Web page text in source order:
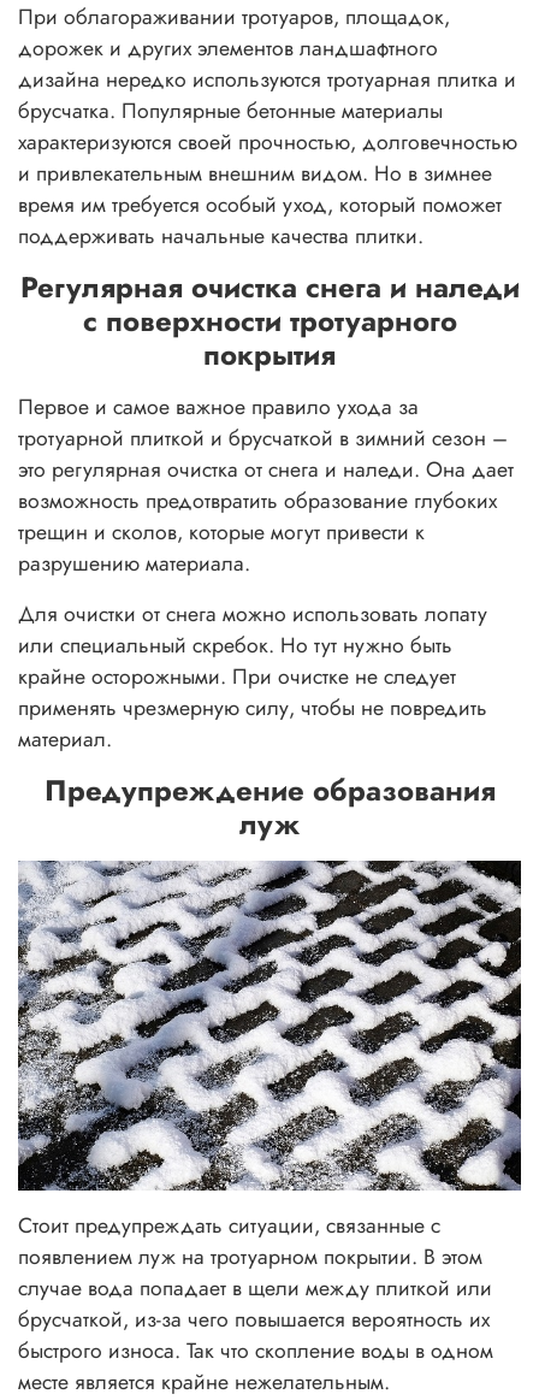
При облагораживании тротуаров, площадок,
дорожек и других элементов ландшафтного
дизайна нередко используются тротуарная плитка и
брусчатка. Популярные бетонные материалы
характеризуются своей прочностью, долговечностью
и привлекательным внешним видом. Но в зимнее
время им требуется особый уход, который поможет
поддерживать начальные качества плитки.
Регулярная очистка снега и наледи
с поверхности тротуарного
покрытия
Первое и самое важное правило ухода за
тротуарной плиткой и брусчаткой в зимний сезон –
это регулярная очистка от снега и наледи. Она дает
возможность предотвратить образование глубоких
трещин и сколов, которые могут привести к
разрушению материала.
Для очистки от снега можно использовать лопату
или специальный скребок. Но тут нужно быть
крайне осторожными. При очистке не следует
применять чрезмерную силу, чтобы не повредить
материал.
Предупреждение образования
луж
Стоит предупреждать ситуации, связанные с
появлением луж на тротуарном покрытии. В этом
случае вода попадает в щели между плиткой или
брусчаткой, из-за чего повышается вероятность их
быстрого износа. Так что скопление воды в одном
месте является крайне нежелательным.